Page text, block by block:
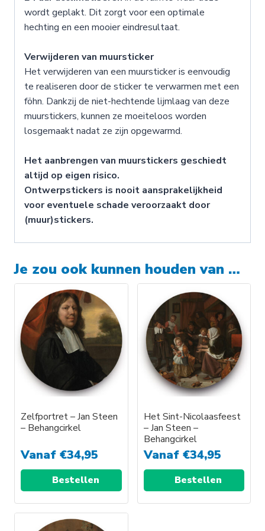
wordt geplakt. Dit zorgt voor een optimale
hechting en een mooier eindresultaat.
Verwijderen van muursticker
Het verwijderen van een muursticker is eenvoudig
te realiseren door de sticker te verwarmen met een
föhn. Dankzij de niet-hechtende lijmlaag van deze
muurstickers, kunnen ze moeiteloos worden
losgemaakt nadat ze zijn opgewarmd.
Het aanbrengen van muurstickers geschiedt
altijd op eigen risico.
Ontwerpstickers is nooit aansprakelijkheid
voor eventuele schade veroorzaakt door
(muur)stickers.
Je zou ook kunnen houden van …
Zelfportret – Jan Steen
– Behangcirkel
Vanaf €34,95
Bestellen
Dit
product
Het Sint-Nicolaasfeest
– Jan Steen –
Behangcirkel
Vanaf €34,95
Bestellen